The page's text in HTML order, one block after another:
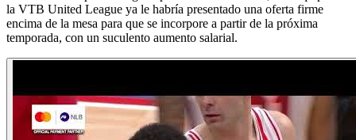
la VTB United League ya le habría presentado una oferta firme
encima de la mesa para que se incorpore a partir de la próxima
temporada, con un suculento aumento salarial.